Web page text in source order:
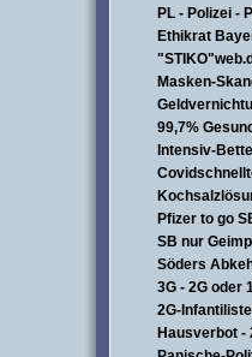
PL - Polizei -
Ethikrat
Masken-
99,7%
Intensiv-
Pfizer to go
SB nur
Söders
3G - 2G oder
2G-
Hausverbot -